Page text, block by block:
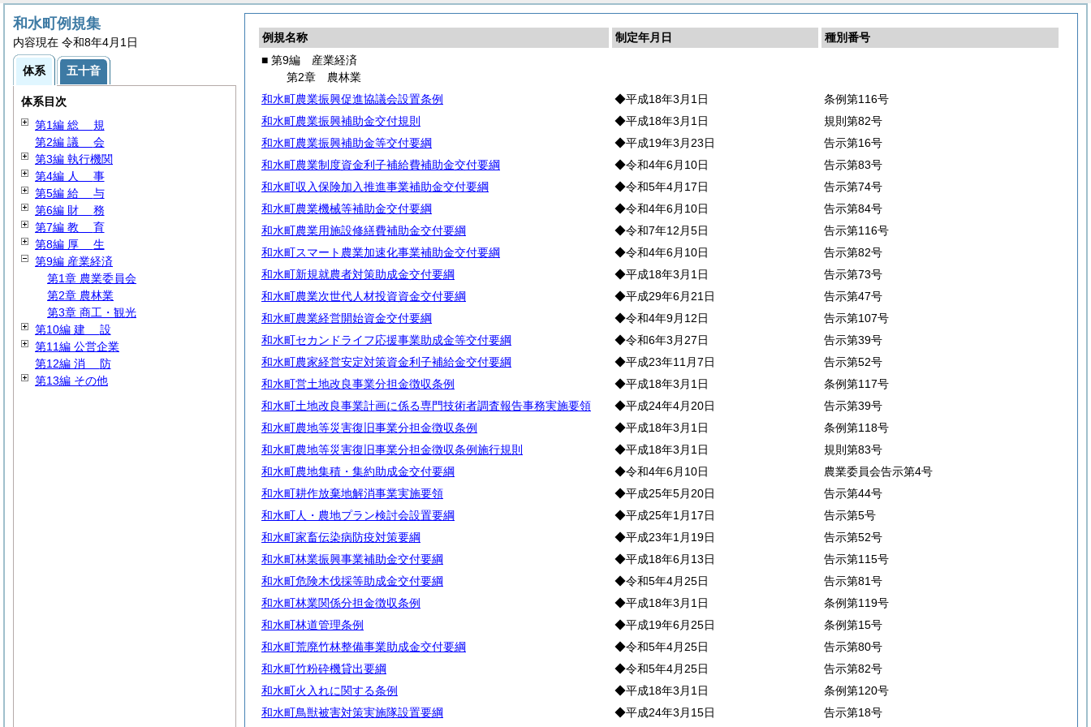
例規名称 制定年月日
種別番号
■ 第9編 産業経済
第2章 農林業
和水町農業振興促進協議会設置条例
◆平成18年3月1日
条例第116号
和水町農業振興補助金交付規則
◆平成18年3月1日
規則第82号
和水町農業振興補助金等交付要綱
◆平成19年3月23日
告示第16号
和水町農業制度資金利子補給費補助金交付要綱
◆令和4年6月10日
告示第83号
和水町収入保険加入推進事業補助金交付要綱
◆令和5年4月17日
告示第74号
和水町農業機械等補助金交付要綱
◆令和4年6月10日
告示第84号
和水町農業用施設修繕費補助金交付要綱
◆令和7年12月5日
告示第116号
和水町スマート農業加速化事業補助金交付要綱
◆令和4年6月10日
告示第82号
和水町新規就農者対策助成金交付要綱
◆平成18年3月1日
告示第73号
和水町農業次世代人材投資資金交付要綱
◆平成29年6月21日
告示第47号
和水町農業経営開始資金交付要綱
◆令和4年9月12日
告示第107号
和水町セカンドライフ応援事業助成金等交付要綱
◆令和6年3月27日
告示第39号
和水町農家経営安定対策資金利子補給金交付要綱
◆平成23年11月7日
告示第52号
和水町営土地改良事業分担金徴収条例
◆平成18年3月1日
条例第117号
和水町土地改良事業計画に係る専門技術者調査報告事務実施要領
◆平成24年4月20日
告示第39号
和水町農地等災害復旧事業分担金徴収条例
◆平成18年3月1日
条例第118号
和水町農地等災害復旧事業分担金徴収条例施行規則
◆平成18年3月1日
規則第83号
和水町農地集積・集約助成金交付要綱
◆令和4年6月10日
農業委員会告示第4号
和水町耕作放棄地解消事業実施要領
◆平成25年5月20日
告示第44号
和水町人・農地プラン検討会設置要綱
◆平成25年1月17日
告示第5号
和水町家畜伝染病防疫対策要綱
◆平成23年1月19日
告示第52号
和水町林業振興事業補助金交付要綱
◆平成18年6月13日
告示第115号
和水町危険木伐採等助成金交付要綱
◆令和5年4月25日
告示第81号
和水町林業関係分担金徴収条例
◆平成18年3月1日
条例第119号
和水町林道管理条例
◆平成19年6月25日
条例第15号
和水町荒廃竹林整備事業助成金交付要綱
◆令和5年4月25日
告示第80号
和水町竹粉砕機貸出要綱
◆令和5年4月25日
告示第82号
和水町火入れに関する条例
◆平成18年3月1日
条例第120号
和水町鳥獣被害対策実施隊設置要綱
◆平成24年3月15日 告示第18号
和水町例規集
内容現在 令和8年4月1日
体系 五十音
体系目次
第1編 総 規
第2編 議 会
第3編 執行機関
第4編 人 事
第5編 給 与
第6編 財 務
第7編 教 育
第8編 厚 生
第9編 産業経済
第1章 農業委員会
第2章 農林業
第3章 商工・観光
第10編 建 設
第11編 公営企業
第12編 消 防
第13編 その他